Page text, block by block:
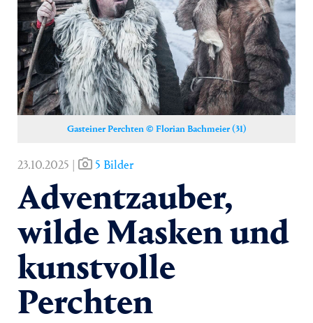
Gasteiner Perchten © Florian Bachmeier (31)
23.10.2025 | 5 Bilder
Adventzauber,
wilde Masken und
kunstvolle
Perchten